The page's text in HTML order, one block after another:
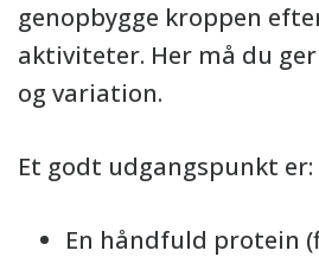
genopbygge kroppen
aktiviteter. Her må du
og variation.
Et godt udgangspunkt er:
En håndfuld protein